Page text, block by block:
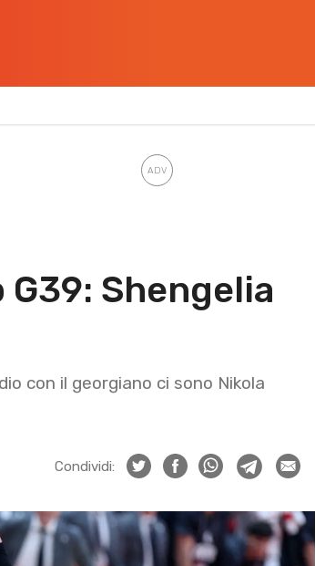
G39: Shengelia
con il georgiano ci sono Nikola
Condividi: